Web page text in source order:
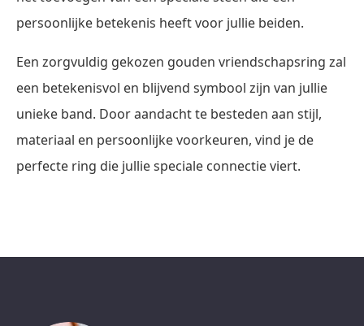
persoonlijke betekenis heeft voor jullie beiden.
Een zorgvuldig gekozen gouden vriendschapsring zal
een betekenisvol en blijvend symbool zijn van jullie
unieke band. Door aandacht te besteden aan stijl,
materiaal en persoonlijke voorkeuren, vind je de
perfecte ring die jullie speciale connectie viert.